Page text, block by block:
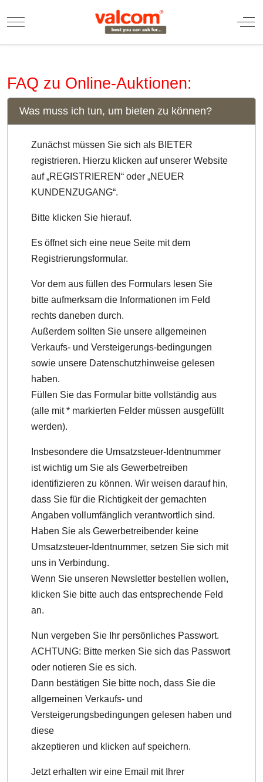
Mobile Menu Toggle Off-
FAQ zu Online-Auktionen:
Was muss ich tun, um bieten zu können?
Zunächst müssen Sie sich als BIETER
registrieren. Hierzu klicken auf unserer Website
auf „REGISTRIEREN“ oder „NEUER
KUNDENZUGANG“.
Bitte klicken Sie hierauf.
Es öffnet sich eine neue Seite mit dem
Registrierungsformular.
Vor dem aus füllen des Formulars lesen Sie
bitte aufmerksam die Informationen im Feld
rechts daneben durch.
Außerdem sollten Sie unsere allgemeinen
Verkaufs- und Versteigerungs-bedingungen
sowie unsere Datenschutzhinweise gelesen
haben.
Füllen Sie das Formular bitte vollständig aus
(alle mit * markierten Felder müssen ausgefüllt
werden).
Insbesondere die Umsatzsteuer-Identnummer
ist wichtig um Sie als Gewerbetreiben
identifizieren zu können. Wir weisen darauf hin,
dass Sie für die Richtigkeit der gemachten
Angaben vollumfänglich verantwortlich sind.
Haben Sie als Gewerbetreibender keine
Umsatzsteuer-Identnummer, setzen Sie sich mit
uns in Verbindung.
Wenn Sie unseren Newsletter bestellen wollen,
klicken Sie bitte auch das entsprechende Feld
an.
Nun vergeben Sie Ihr persönliches Passwort.
ACHTUNG: Bitte merken Sie sich das Passwort
oder notieren Sie es sich.
Dann bestätigen Sie bitte noch, dass Sie die
allgemeinen Verkaufs- und
Versteigerungsbedingungen gelesen haben und
diese
akzeptieren und klicken auf speichern.
Jetzt erhalten wir eine Email mit Ihrer